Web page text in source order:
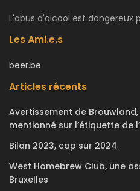
L'abus d'alcool est dangereux
Les Ami.e.s
beer.be
Articles récents
Avertissement de
mentionné sur l’étiquette de
Bilan 2023, cap sur 2024
West Homebrew Club, une
Bruxelles